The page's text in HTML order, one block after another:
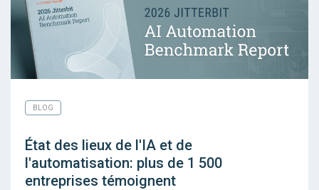
BLOG
État des lieux de l'IA et de
l'automatisation: plus de 1 500
entreprises témoignent